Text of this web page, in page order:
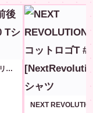
SMAHO119 前後プリントT #100